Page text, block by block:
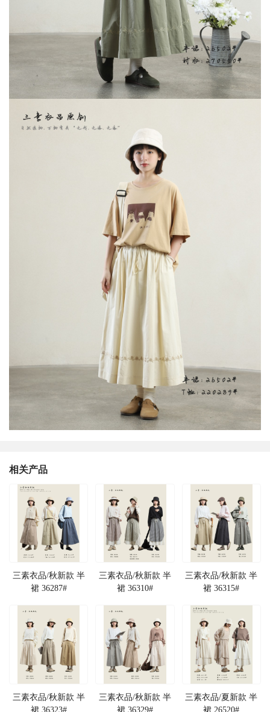
相关产品
三素衣品/秋新款 半
裙 36287#
三素衣品/秋新款 半
裙 36310#
三素衣品/秋新款 半
裙 36315#
三素衣品/秋新款 半
裙 36323#
三素衣品/秋新款 半
裙 36329#
三素衣品/夏新款 半
裙 26520#